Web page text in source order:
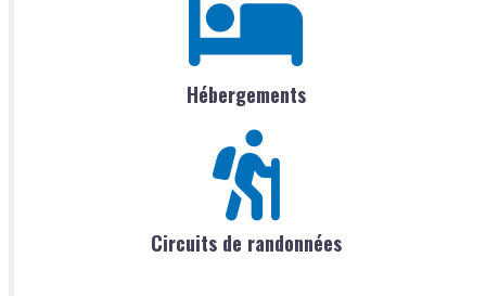
Hébergements
Circuits de randonnées